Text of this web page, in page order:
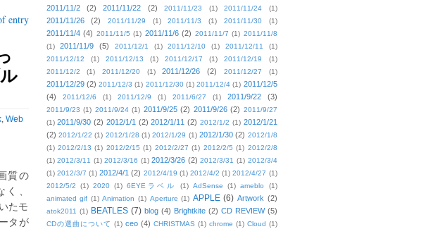
entry
, Web
質の
、
たモ
タが
2011/11/2
(2) 2011/11/22 (2) 2011/11/23 (1) 2011/11/24 (1)
2011/11/26 (2) 2011/11/29 (1) 2011/11/3 (1) 2011/11/30 (1)
2011/11/4 (4) 2011/11/5 (1) 2011/11/6 (2) 2011/11/7 (1) 2011/11/8
(1)
2011/11/9 (5) 2011/12/1 (1) 2011/12/10 (1) 2011/12/11
(1)
2011/12/12
(1) 2011/12/13 (1) 2011/12/17 (1) 2011/12/19
(1)
2011/12/2
(1) 2011/12/20 (1) 2011/12/26 (2) 2011/12/27 (1)
2011/12/29 (2) 2011/12/3 (1) 2011/12/30 (1) 2011/12/4 (1) 2011/12/5
(4)
2011/12/6 (1) 2011/12/9 (1) 2011/6/27 (1) 2011/9/22 (3)
2011/9/23 (1) 2011/9/24 (1) 2011/9/25 (2) 2011/9/26 (2) 2011/9/27
(1) 2011/9/30 (2) 2012/1/1 (2) 2012/1/11 (2) 2012/1/2 (1) 2012/1/21
(2) 2012/1/22 (1) 2012/1/28 (1) 2012/1/29 (1) 2012/1/30 (2) 2012/1/8
(1) 2012/2/13 (1) 2012/2/15 (1) 2012/2/27 (1) 2012/2/5 (1) 2012/2/8
(1) 2012/3/11 (1) 2012/3/16 (1) 2012/3/26 (2) 2012/3/31 (1) 2012/3/4
(1) 2012/3/7 (1) 2012/4/1 (2) 2012/4/19 (1) 2012/4/2 (1) 2012/4/27 (1)
2012/5/2
(1) 2020 (1) 6EYEラベル (1) AdSense (1) ameblo
(1)
animated gif (1) Animation (1) Aperture (1) APPLE (6) Artwork (2)
atok2011 (1) BEATLES (7) blog (4) Brightkite (2) CD REVIEW (5)
CDの選曲について (1) ceo (4) CHRISTMAS (1) chrome (1) Cloud (1)